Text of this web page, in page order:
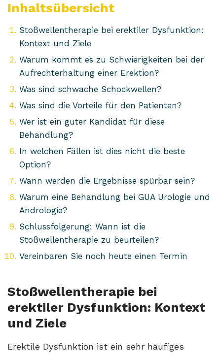
Inhaltsübersicht
Stoßwellentherapie bei erektiler Dysfunktion:
Kontext und Ziele
Warum kommt es zu Schwierigkeiten bei der
Aufrechterhaltung einer Erektion?
Was sind schwache Schockwellen?
Was sind die Vorteile für den Patienten?
Wer ist ein guter Kandidat für diese
Behandlung?
In welchen Fällen ist dies nicht die beste
Option?
Wann werden die Ergebnisse spürbar sein?
Warum eine Behandlung bei GUA Urologie und
Andrologie?
Schlussfolgerung: Wann ist die
Stoßwellentherapie zu beurteilen?
Vereinbaren Sie noch heute einen Termin
Stoßwellentherapie bei
erektiler Dysfunktion: Kontext
und Ziele
Erektile Dysfunktion ist ein sehr häufiges